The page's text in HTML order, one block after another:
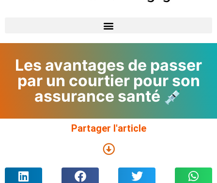
Les avantages de passer
par un courtier pour son
assurance santé 💉
Partager l'article